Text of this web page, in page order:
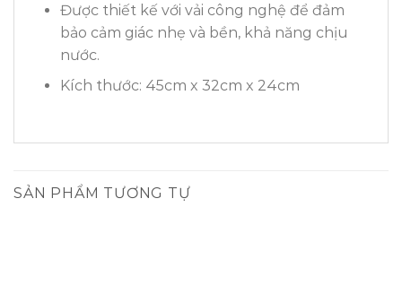
Được thiết kế với vải công nghệ để đảm
bảo cảm giác nhẹ và bền, khả năng chịu
nước.
Kích thước: 45cm x 32cm x 24cm
SẢN PHẨM TƯƠNG TỰ